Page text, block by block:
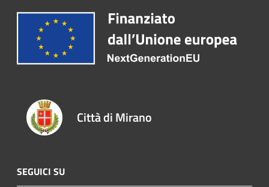
Città di Mirano
SEGUICI SU